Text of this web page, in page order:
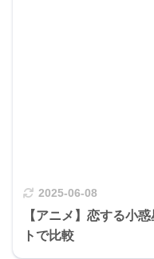
2025-06-08
【アニメ】恋する小
トで比較